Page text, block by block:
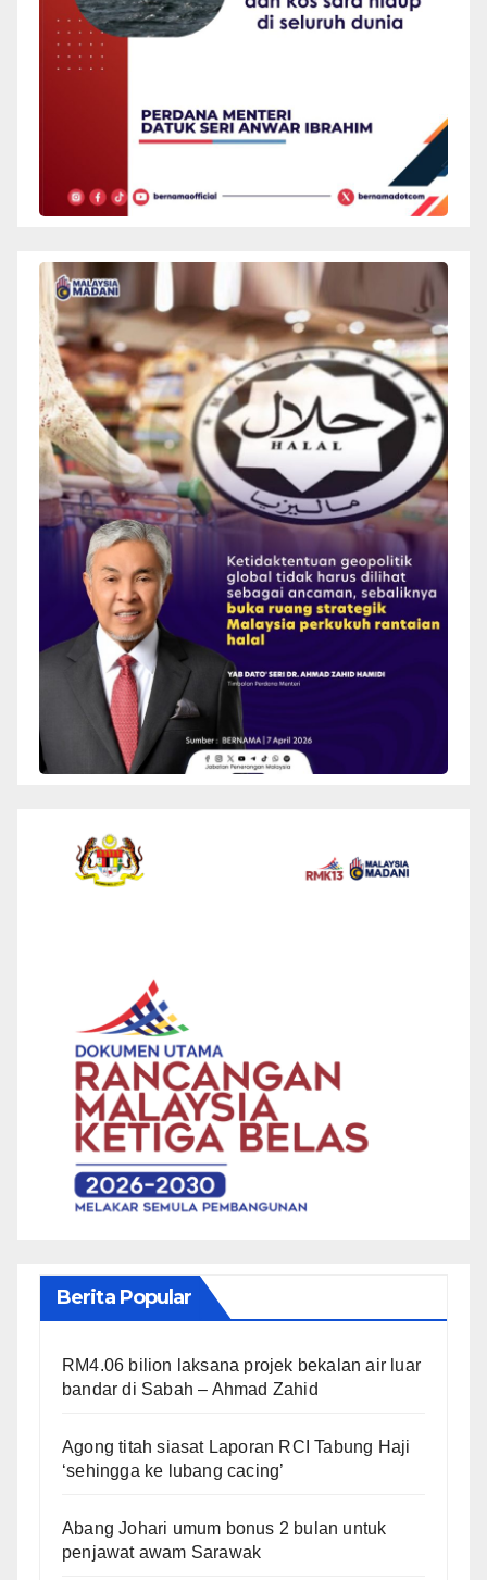
Berita Popular
RM4.06 bilion laksana projek bekalan air luar
bandar di Sabah – Ahmad Zahid
Agong titah siasat Laporan RCI Tabung Haji
‘sehingga ke lubang cacing’
Abang Johari umum bonus 2 bulan untuk
penjawat awam Sarawak